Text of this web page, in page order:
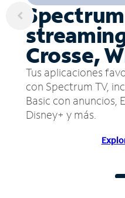
Crosse,
Tus aplicaciones
con Spectrum TV,
Basic con anuncios,
Disney+ y más.